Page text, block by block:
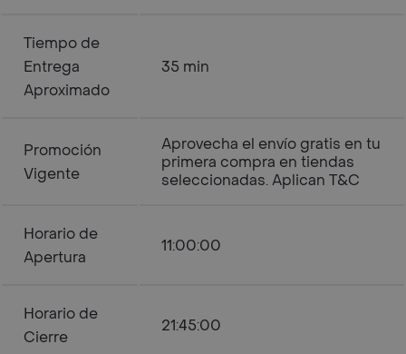
Tiempo de
Entrega
Aproximado
35 min
Promoción
Vigente
Aprovecha el envío gratis en tu
primera compra en tiendas
seleccionadas. Aplican T&C
Horario de
Apertura
11:00:00
Horario de
Cierre
21:45:00